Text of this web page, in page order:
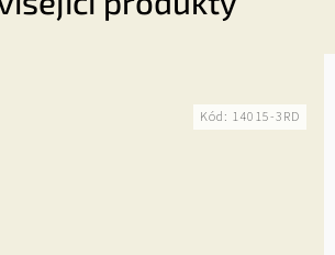
Kód: 14015-3RD